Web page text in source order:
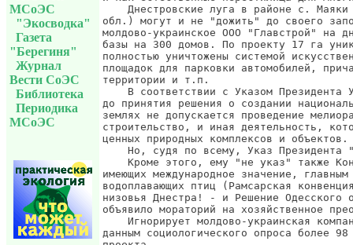
МСоЭС
"Экосводка"
Газета
"Берегиня"
Журнал
Вести СоЭС
Библиотека
Периодика
МСоЭС